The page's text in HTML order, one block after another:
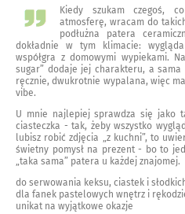
Kiedy szukam czegoś,
atmosferę, wracam do
podłużna patera
dokładnie w tym klimacie:
współgra z domowymi wypiekami.
sugar” dodaje jej charakteru, a
ręcznie, dwukrotnie wypalana, więc
vibe.
U mnie najlepiej sprawdza się jako
ciasteczka - tak, żeby wszystko
lubisz robić zdjęcia „z kuchni”, to
świetny pomysł na prezent - bo to
„taka sama” patera u każdej znajomej.
do serwowania keksu, ciastek i
dla fanek pastelowych wnętrz i
unikat na wyjątkowe okazje